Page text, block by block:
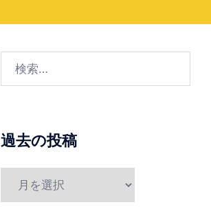
過去の投稿